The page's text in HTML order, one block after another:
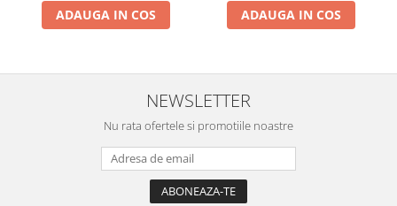
Instalatii perdea
Instalatii plasa
Instalatii turturi-franjuri
Turturi/Franjuri 220V
Diverse pentru casa si camping
ADAUGA IN COS ADAUGA IN COS
NEWSLETTER
Nu rata ofertele si promotiile noastre